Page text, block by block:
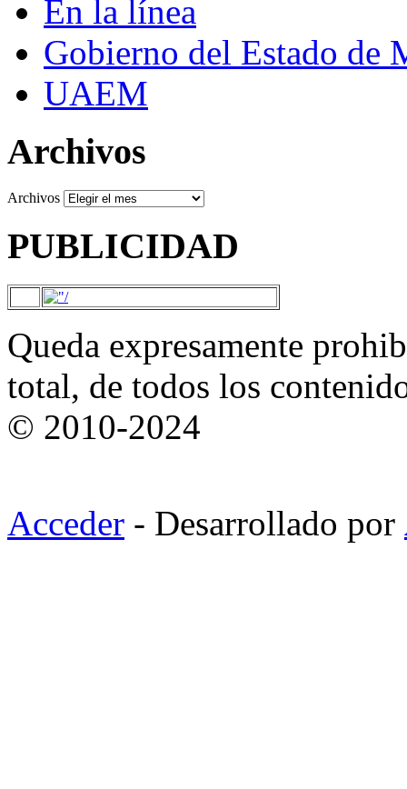
En la línea
Gobierno del Estado de
UAEM
Archivos
Archivos
PUBLICIDAD
Queda expresamente
total, de todos los
© 2010-2024
Acceder - Desarrollado por